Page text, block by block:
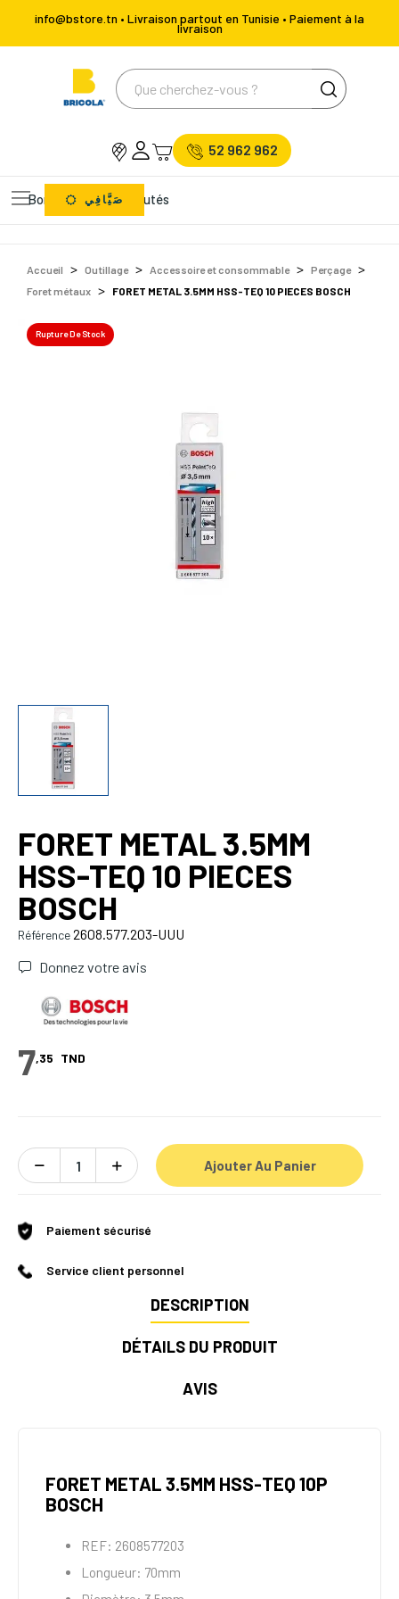
info@bstore.tn • Livraison partout en Tunisie • Paiement à la
livraison
52 962 962
Bons Plans Nouveautés
صَيَّافِي
Accueil Outillage Accessoire et consommable
Perçage
Foret métaux
FORET METAL 3.5MM HSS-TEQ 10 PIECES BOSCH
Rupture De Stock
FORET METAL 3.5MM
HSS-TEQ 10 PIECES
BOSCH
Référence2608.577.203-UUU
Donnez votre avis
7,35 TND
Ajouter Au Panier
Paiement sécurisé
Service client personnel
DESCRIPTION
DÉTAILS DU PRODUIT
AVIS
FORET METAL 3.5MM HSS-TEQ 10P
BOSCH
REF: 2608577203
Longueur: 70mm